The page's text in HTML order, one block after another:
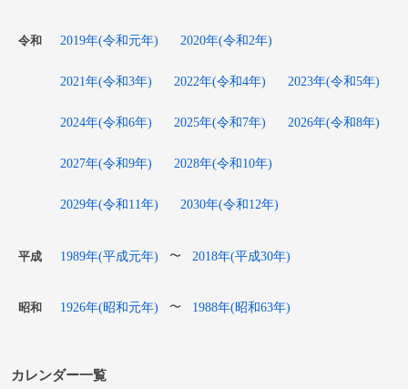
令和 2019年(令和元年) 2020年(令和2年)
2021年(令和3年) 2022年(令和4年) 2023年(令和5年)
2024年(令和6年) 2025年(令和7年) 2026年(令和8年)
2027年(令和9年) 2028年(令和10年)
2029年(令和11年) 2030年(令和12年)
平成 1989年(平成元年) 〜 2018年(平成30年)
昭和 1926年(昭和元年) 〜 1988年(昭和63年)
カレンダー一覧